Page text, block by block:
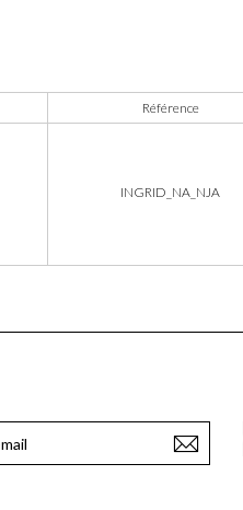
Référence
INGRID_NA_NJA